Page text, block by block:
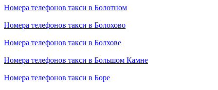
Номера телефонов такси в Болотном
Номера телефонов такси в Болохово
Номера телефонов такси в Болхове
Номера телефонов такси в Большом Камне
Номера телефонов такси в Боре